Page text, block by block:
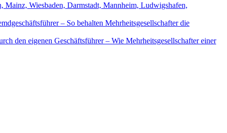
Mainz, Wiesbaden, Darmstadt, Mannheim, Ludwigshafen,
– So behalten Mehrheitsgesellschafter die
den eigenen Geschäftsführer – Wie Mehrheitsgesellschafter einer